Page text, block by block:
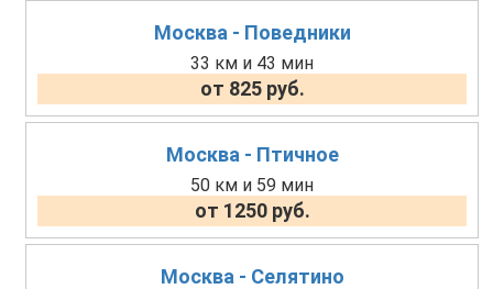
Москва - Поведники
33 км и 43 мин
от 825 руб.
Москва - Птичное
50 км и 59 мин
от 1250 руб.
Москва - Селятино